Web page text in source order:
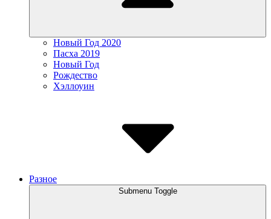
Новый Год 2020
Пасха 2019
Новый Год
Рождество
Хэллоуин
Разное
Submenu Toggle